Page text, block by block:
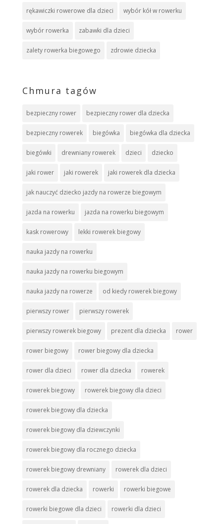
rękawiczki rowerowe dla dzieci wybór kół w rowerku
wybór rowerka zabawki dla dzieci
zalety rowerka biegowego zdrowie dziecka
Chmura tagów
bezpieczny rower bezpieczny rower dla dziecka
bezpieczny rowerek biegówka biegówka dla dziecka
biegówki drewniany rowerek dzieci dziecko
jaki rower jaki rowerek jaki rowerek dla dziecka
jak nauczyć dziecko jazdy na rowerze biegowym
jazda na rowerku jazda na rowerku biegowym
kask rowerowy lekki rowerek biegowy
nauka jazdy na rowerku
nauka jazdy na rowerku biegowym
nauka jazdy na rowerze od kiedy rowerek biegowy
pierwszy rower pierwszy rowerek
pierwszy rowerek biegowy prezent dla dziecka rower
rower biegowy rower biegowy dla dziecka
rower dla dzieci rower dla dziecka rowerek
rowerek biegowy rowerek biegowy dla dzieci
rowerek biegowy dla dziecka
rowerek biegowy dla dziewczynki
rowerek biegowy dla rocznego dziecka
rowerek biegowy drewniany rowerek dla dzieci
rowerek dla dziecka rowerki rowerki biegowe
rowerki biegowe dla dzieci rowerki dla dzieci